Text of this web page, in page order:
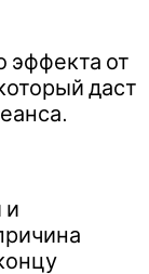
эффекта от
даст
и